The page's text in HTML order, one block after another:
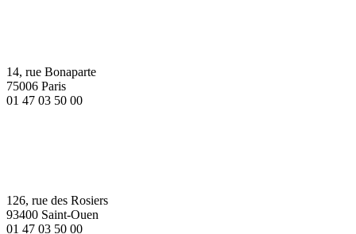
14, rue Bonaparte
75006 Paris
01 47 03 50 00
126, rue des Rosiers
93400 Saint-Ouen
01 47 03 50 00